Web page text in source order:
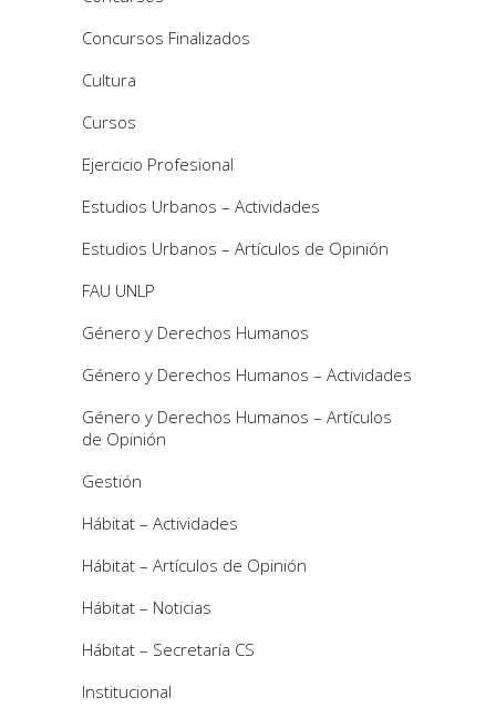
Concursos Finalizados
Cultura
Cursos
Ejercicio Profesional
Estudios Urbanos – Actividades
Estudios Urbanos – Artículos de Opinión
FAU UNLP
Género y Derechos Humanos
Género y Derechos Humanos – Actividades
Género y Derechos Humanos – Artículos
de Opinión
Gestión
Hábitat – Actividades
Hábitat – Artículos de Opinión
Hábitat – Noticias
Hábitat – Secretaría CS
Institucional